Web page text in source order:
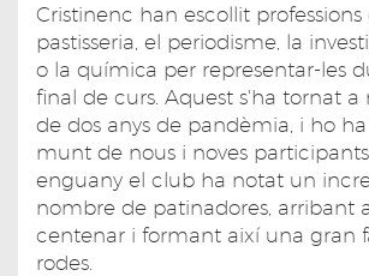
Cristinenc han escollit
pastisseria, el periodisme, la
o la química per representar-les
final de curs. Aquest s'ha tornat a
de dos anys de pandèmia, i ho
munt de nous i noves
enguany el club ha notat un
nombre de patinadores, arribant
centenar i formant així una gran
rodes.